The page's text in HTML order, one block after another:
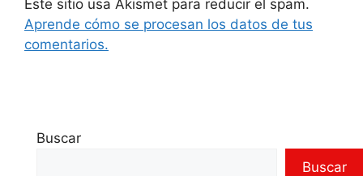
Este sitio usa Akismet para reducir el spam.
Aprende cómo se procesan los datos de tus
comentarios.
Buscar
Buscar